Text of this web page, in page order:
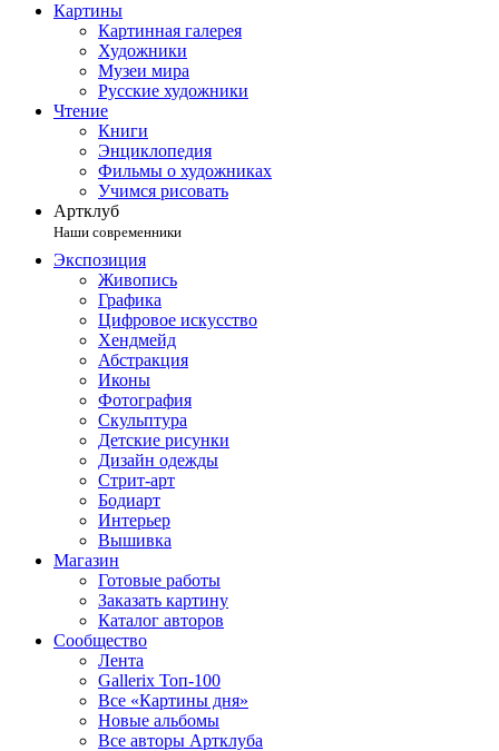
Картины
Картинная галерея
Художники
Музеи мира
Русские художники
Чтение
Книги
Энциклопедия
Фильмы о художниках
Учимся рисовать
Артклуб
Наши современники
Экспозиция
Живопись
Графика
Цифровое искусство
Хендмейд
Абстракция
Иконы
Фотография
Скульптура
Детские рисунки
Дизайн одежды
Стрит-арт
Бодиарт
Интерьер
Вышивка
Магазин
Готовые работы
Заказать картину
Каталог авторов
Сообщество
Лента
Gallerix Топ-100
Все «Картины дня»
Новые альбомы
Все авторы Артклуба